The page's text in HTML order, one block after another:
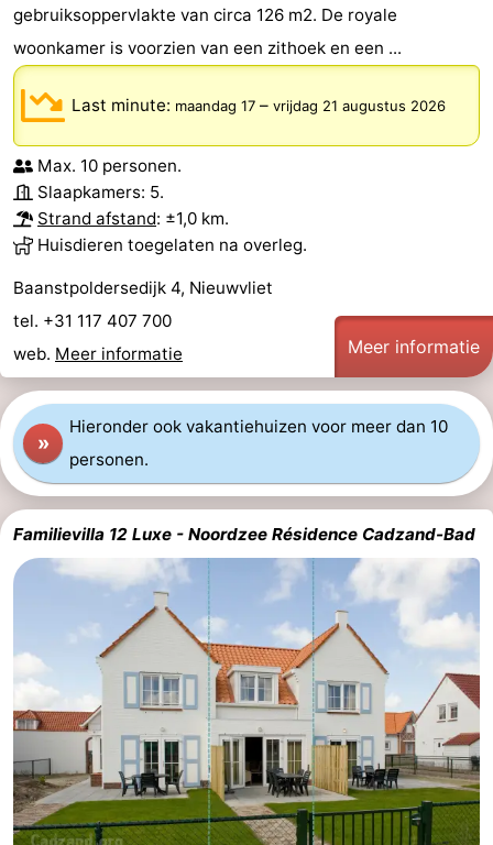
gebruiksoppervlakte van circa 126 m2. De royale
woonkamer is voorzien van een zithoek en een ...
Last minute: maandag 17 – vrijdag 21 augustus 2026
Max. 10 personen.
Slaapkamers: 5.
Strand afstand: ±1,0 km.
Huisdieren toegelaten na overleg.
Baanstpoldersedijk 4, Nieuwvliet
tel. +31 117 407 700
web. Meer informatie Meer informatie
»
Hieronder ook vakantiehuizen voor meer dan 10
personen.
Familievilla 12 Luxe - Noordzee Résidence Cadzand-Bad